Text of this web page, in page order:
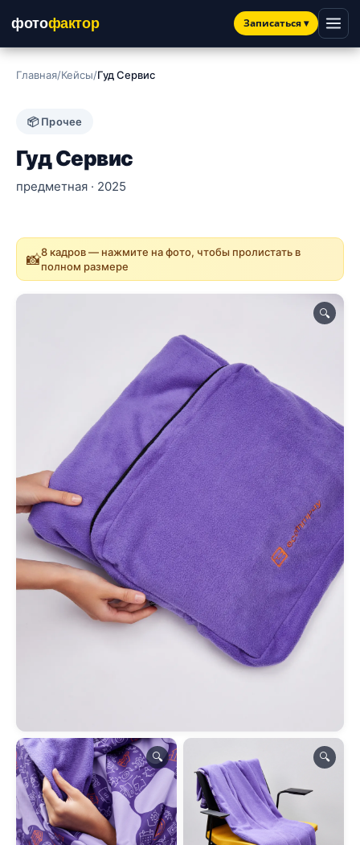
фотофактор Записаться▾
Главная/Кейсы/Гуд Сервис
📦 Прочее
Гуд Сервис
предметная · 2025
📸8 кадров — нажмите на фото, чтобы пролистать в
полном размере
🔍
🔍 🔍